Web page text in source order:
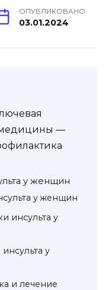
ОПУБЛИКОВАНО
03.01.2024
медицины —
у женщин
у женщин
инсульта у
у
и лечение